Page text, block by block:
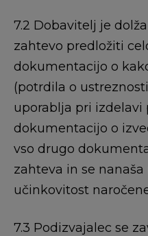
7.2 Dobavitelj je
zahtevo predložiti
dokumentacijo o
(potrdila o
uporablja pri izdelavi
dokumentacijo o
vso drugo
zahteva in se
učinkovitost
7.3 Podizvajalec se